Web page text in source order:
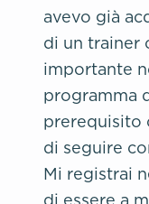
avevo già
di un trainer
importante
programma
prerequisito
di seguire
Mi registrai
di essere a